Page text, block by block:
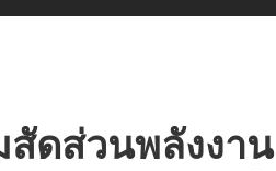
สัดส่วนพลังงาน